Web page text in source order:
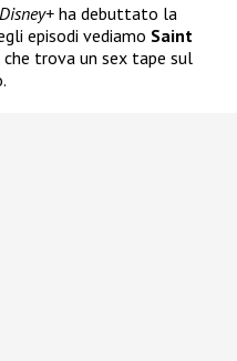
Disney+ ha debuttato la
episodi vediamo Saint
, che trova un sex tape sul